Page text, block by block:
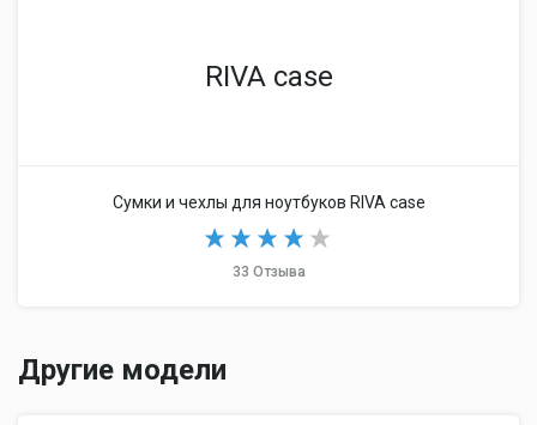
RIVA case
Сумки и чехлы для ноутбуков RIVA case
33 Отзыва
Другие модели